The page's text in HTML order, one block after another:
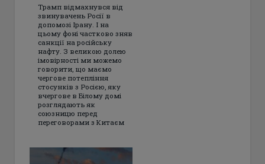
Трамп відмахнувся від
звинувачень Росії в
допомозі Ірану. І на
цьому фоні частково зняв
санкції на російську
нафту. З великою долею
імовірності ми можемо
говорити, що маємо
чергове потепління
стосунків з Росією, яку
вчергове в Білому домі
розглядають як
союзницю перед
переговорами з Китаєм